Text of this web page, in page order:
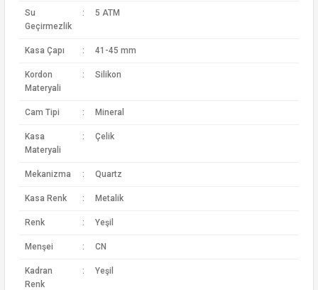
Su
Geçirmezlik
: 5 ATM
Kasa Çapı : 41-45 mm
Kordon
Materyali
: Silikon
Cam Tipi : Mineral
Kasa
Materyali
: Çelik
Mekanizma : Quartz
Kasa Renk : Metalik
Renk : Yeşil
Menşei : CN
Kadran
Renk
: Yeşil